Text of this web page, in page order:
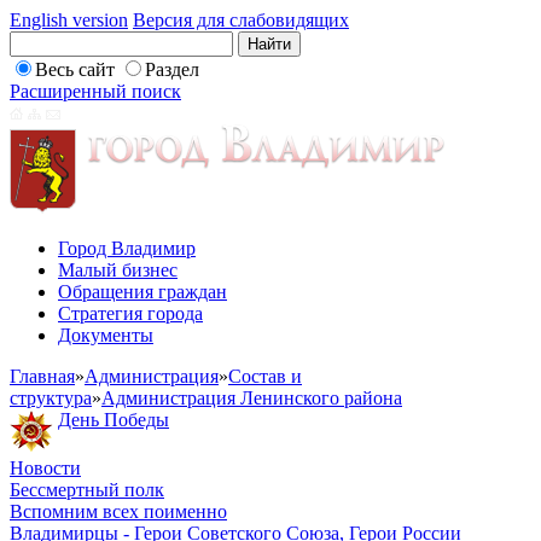
English version Версия для слабовидящих
Весь сайт
Раздел
Расширенный поиск
Город Владимир
Малый бизнес
Обращения граждан
Стратегия города
Документы
Главная»Администрация»Состав и
структура»Администрация Ленинского района
День Победы
Новости
Бессмертный полк
Вспомним всех поименно
Владимирцы - Герои Советского Союза, Герои России